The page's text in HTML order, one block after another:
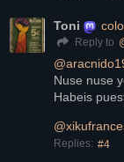
Toni
Reply to
@
Nuse nuse
Habeis
@
Replies: #4